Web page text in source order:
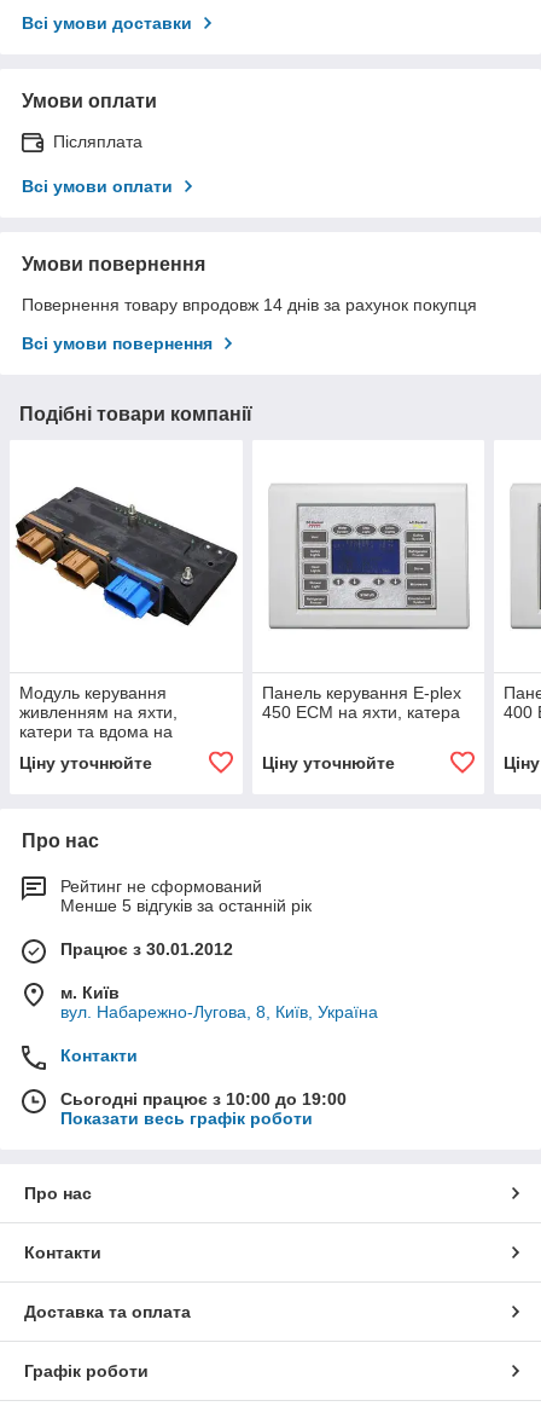
Всі умови доставки
Умови оплати
Післяплата
Всі умови оплати
Умови повернення
Повернення товару впродовж 14 днів за рахунок покупця
Всі умови повернення
Подібні товари компанії
Модуль керування
живленням на яхти,
катери та вдома на
колесах E-plex 436 MMX
Ціну уточнюйте
Панель керування E-plex
450 ECM на яхти, катера
Ціну уточнюйте
400
Про нас
Рейтинг не сформований
Менше 5 відгуків за останній рік
Працює з 30.01.2012
м. Київ
вул. Набарежно-Лугова, 8, Київ, Україна
Контакти
Сьогодні працює з 10:00 до 19:00
Показати весь графік роботи
Про нас
Контакти
Доставка та оплата
Графік роботи